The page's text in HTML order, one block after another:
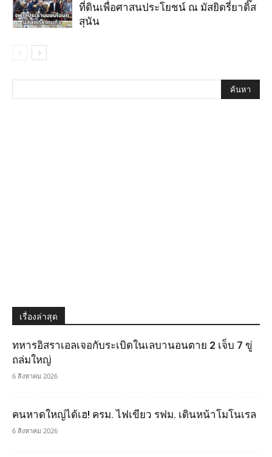
ที่ดินเพื่อศาสนประโยชน์ ณ มัสยิดรี่ยาดิ๊ส
สุนัน
เรื่องล่าสุด
ทหารอิสราเอลเจอกับระเบิดในเลบานอนตาย 2 เจ็บ 7 ขู่
ถล่มใหญ่
6 สิงหาคม 2026
คนหาดใหญ่ได้เฮ! ครม. ไฟเขียว รฟม. เดินหน้าโมโนเรล
6 สิงหาคม 2026